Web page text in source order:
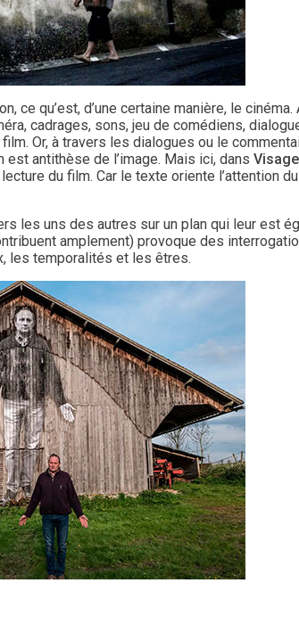
ce qu’est, d’une certaine manière, le
cadrages, sons, jeu de comédiens,
Or, à travers les dialogues ou le
antithèse de l’image. Mais ici, dans
du film. Car le texte oriente l’attention
les uns des autres sur un plan qui leur est
amplement) provoque des
les temporalités et les êtres.